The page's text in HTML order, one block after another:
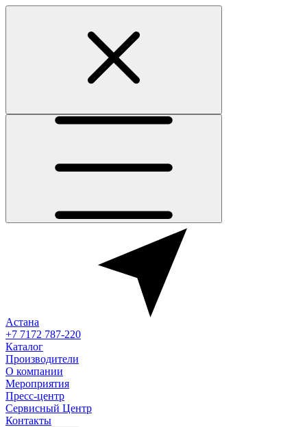
Астана
+7 7172 787-220
Каталог
Производители
О компании
Мероприятия
Пресс-центр
Сервисный Центр
Контакты